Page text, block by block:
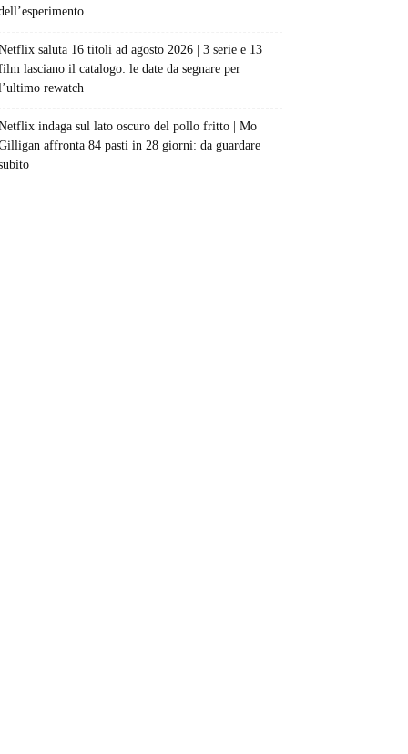
saluta 16 titoli ad agosto 2026 | 3 serie e 13
lasciano il catalogo: le date da segnare per
rewatch
indaga sul lato oscuro del pollo fritto | Mo
affronta 84 pasti in 28 giorni: da guardare